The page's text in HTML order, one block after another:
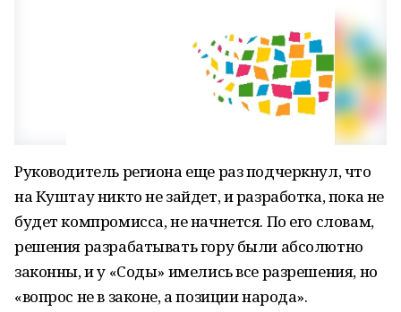
Руководитель региона еще раз подчеркнул, что
на Куштау никто не зайдет, и разработка, пока не
будет компромисса, не начнется. По его словам,
решения разрабатывать гору были абсолютно
законны, и у «Соды» имелись все разрешения, но
«вопрос не в законе, а позиции народа».